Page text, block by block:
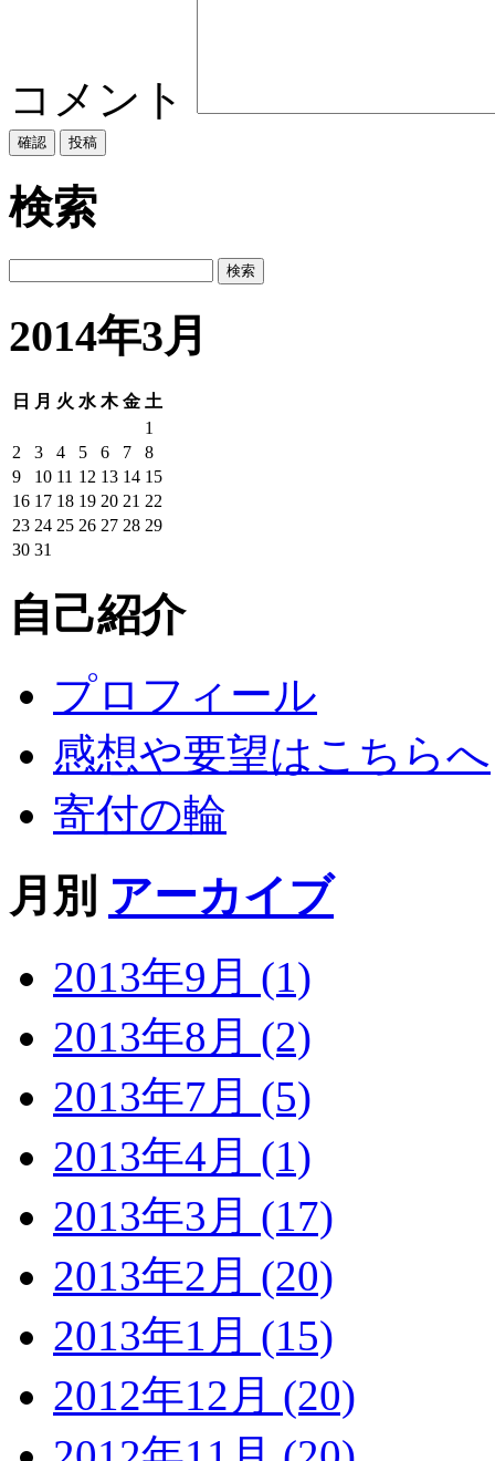
コメント
検索
2014年3月
日 月 火 水 木 金 土
1
2
3 4 5 6 7
8
9
10 11 12 13 14 15
16 17 18 19 20 21 22
23 24 25 26 27 28 29
30 31
自己紹介
プロフィール
感想や要望はこちらへ
寄付の輪
月別 アーカイブ
2013年9月 (1)
2013年8月 (2)
2013年7月 (5)
2013年4月 (1)
2013年3月 (17)
2013年2月 (20)
2013年1月 (15)
2012年12月 (20)